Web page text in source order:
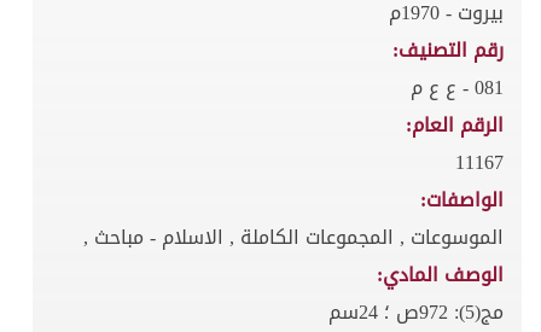
بيروت - 1970م
رقم التصنيف:
081 - ع ع م
الرقم العام:
11167
الواصفات:
الموسوعات , المجموعات الكاملة , الاسلام - مباحث ,
الوصف المادي:
مج(5): 972ص ؛ 24سم